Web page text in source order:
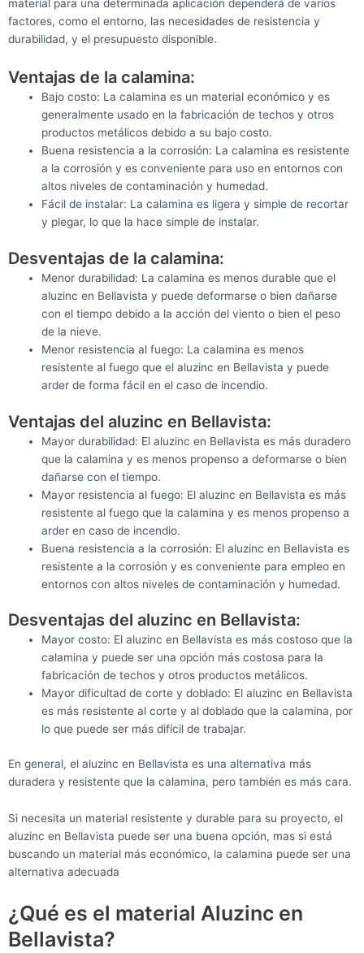
material para una determinada aplicación dependerá de varios
factores, como el entorno, las necesidades de resistencia y
durabilidad, y el presupuesto disponible.
Ventajas de la calamina:
Bajo costo: La calamina es un material económico y es
generalmente usado en la fabricación de techos y otros
productos metálicos debido a su bajo costo.
Buena resistencia a la corrosión: La calamina es resistente
a la corrosión y es conveniente para uso en entornos con
altos niveles de contaminación y humedad.
Fácil de instalar: La calamina es ligera y simple de recortar
y plegar, lo que la hace simple de instalar.
Desventajas de la calamina:
Menor durabilidad: La calamina es menos durable que el
aluzinc en Bellavista y puede deformarse o bien dañarse
con el tiempo debido a la acción del viento o bien el peso
de la nieve.
Menor resistencia al fuego: La calamina es menos
resistente al fuego que el aluzinc en Bellavista y puede
arder de forma fácil en el caso de incendio.
Ventajas del aluzinc en Bellavista:
Mayor durabilidad: El aluzinc en Bellavista es más duradero
que la calamina y es menos propenso a deformarse o bien
dañarse con el tiempo.
Mayor resistencia al fuego: El aluzinc en Bellavista es más
resistente al fuego que la calamina y es menos propenso a
arder en caso de incendio.
Buena resistencia a la corrosión: El aluzinc en Bellavista es
resistente a la corrosión y es conveniente para empleo en
entornos con altos niveles de contaminación y humedad.
Desventajas del aluzinc en Bellavista:
Mayor costo: El aluzinc en Bellavista es más costoso que la
calamina y puede ser una opción más costosa para la
fabricación de techos y otros productos metálicos.
Mayor dificultad de corte y doblado: El aluzinc en Bellavista
es más resistente al corte y al doblado que la calamina, por
lo que puede ser más difícil de trabajar.
En general, el aluzinc en Bellavista es una alternativa más
duradera y resistente que la calamina, pero también es más cara.
Si necesita un material resistente y durable para su proyecto, el
aluzinc en Bellavista puede ser una buena opción, mas si está
buscando un material más económico, la calamina puede ser una
alternativa adecuada
¿Qué es el material Aluzinc en
Bellavista?